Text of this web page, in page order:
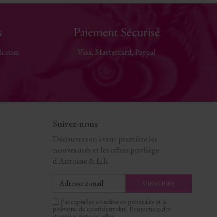
Paiement Sécurisé
Visa, Mastercard, Paypal
Suivez-nous
Découvrez en avant première les
nouveautés et les offres privilège
d'Antoine & Lili
J'accepte les conditions générales et la
politique de confidentialité.Protection des